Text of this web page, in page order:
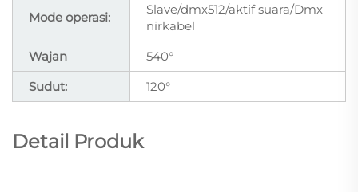
Mode operasi:
Slave/dmx512/aktif suara/Dmx
nirkabel
Wajan
540°
Sudut:
120°
Detail Produk